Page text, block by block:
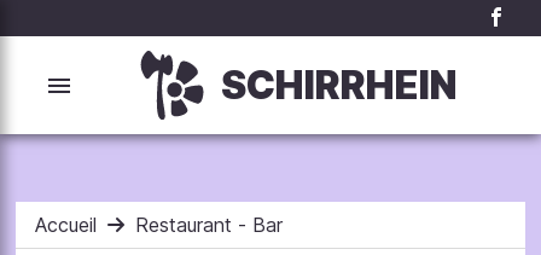
SCHIRRHEIN
Accueil Restaurant - Bar